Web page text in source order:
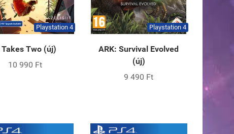
Playstation 4
Takes Two (új)
10 990 Ft
Playstation 4
ARK: Survival Evolved
(új)
9 490 Ft